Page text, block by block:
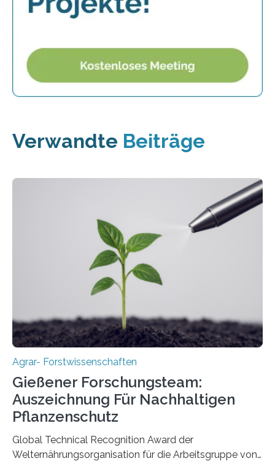
Verwandte Beiträge
Agrar- Forstwissenschaften
Gießener Forschungsteam:
Auszeichnung Für Nachhaltigen
Pflanzenschutz
Global Technical Recognition Award der
Welternährungsorganisation für die Arbeitsgruppe von